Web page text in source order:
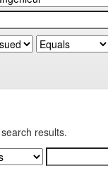
results.